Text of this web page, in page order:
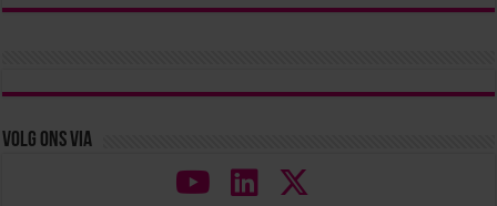
Volg ons via